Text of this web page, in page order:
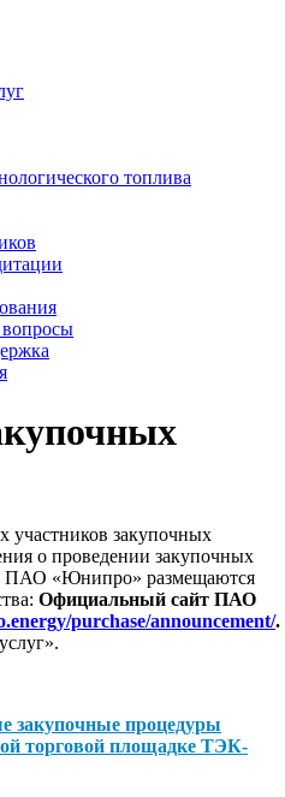
топлива
вопросы
закупочных
о проведении закупочных
ПАО «Юнипро» размещаются
Официальный сайт ПАО
purchase/announcement/.
закупочные процедуры
торговой площадке ТЭК-